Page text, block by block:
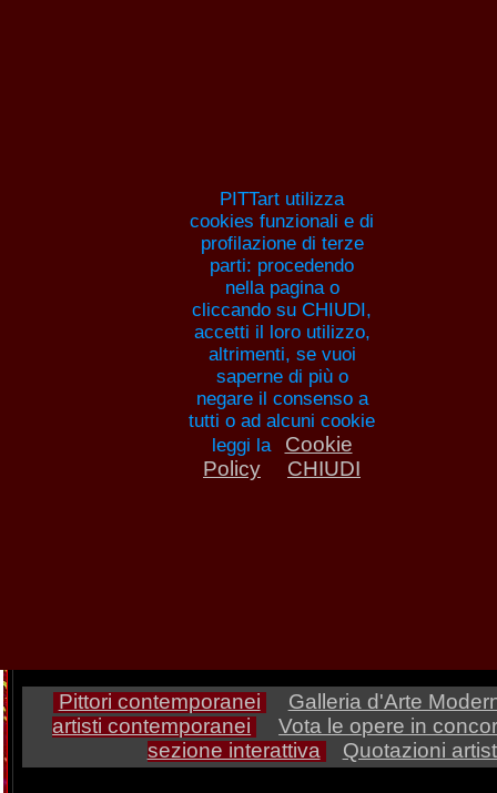
Concorso pittura -
opere
Opere degli artisti
concorso di pittura. I
Pittori contemporanei
Galleria d'Arte
artisti contemporanei
Vota le opere in
sezione interattiva
Quotazioni
PITTart utilizza
cookies funzionali e di
profilazione di terze
parti: procedendo
nella pagina o
cliccando su CHIUDI,
accetti il loro utilizzo,
altrimenti, se vuoi
saperne di più o
negare il consenso a
tutti o ad alcuni cookie
leggi la
Cookie
Policy
CHIUDI